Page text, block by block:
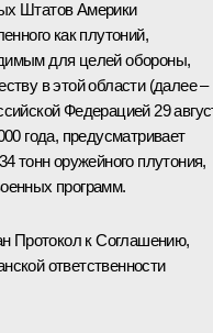
Штатов Америки
как плутоний,
для целей обороны,
в этой области (далее –
Федерацией 29
года, предусматривает
тонн оружейного плутония,
программ.
Протокол к Соглашению,
ответственности